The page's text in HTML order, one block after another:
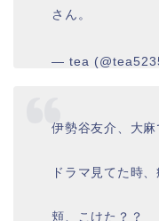
さん。
— tea
伊勢谷友介、大
ドラマ見てた時
頬、こけた？？